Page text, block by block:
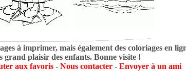
à imprimer, mais également des coloriages en
grand plaisir des enfants. Bonne visite !
aux favoris- Nous contacter- Envoyer à un ami